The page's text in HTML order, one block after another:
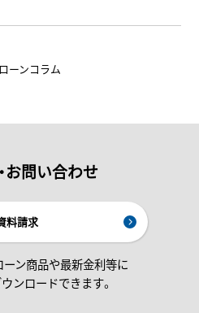
ーンコラム
お問い合わせ
料請求
ン商品や最新金利等に
ンロードできます。